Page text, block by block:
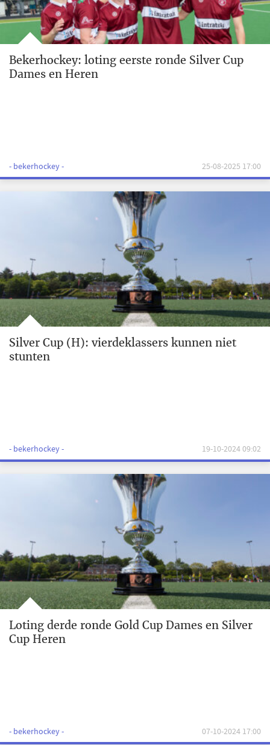
Bekerhockey: loting eerste ronde Silver Cup
Dames en Heren
- bekerhockey - 25-08-2025 17:00
Silver Cup (H): vierdeklassers kunnen niet
stunten
- bekerhockey - 19-10-2024 09:02
Loting derde ronde Gold Cup Dames en Silver
Cup Heren
- bekerhockey - 07-10-2024 17:00